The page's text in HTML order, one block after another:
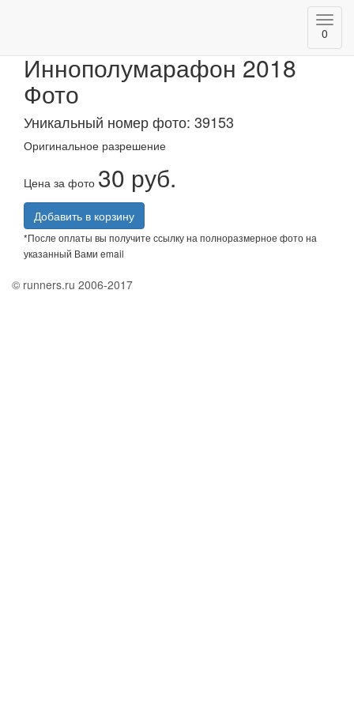
0
Иннополумарафон 2018
Фото
Уникальный номер фото: 39153
Оригинальное разрешение
Цена за фото 30 руб.
Добавить в корзину
*После оплаты вы получите ссылку на полноразмерное фото на
указанный Вами email
© runners.ru 2006-2017